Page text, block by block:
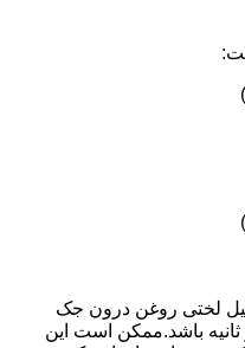
لختی روغن درون جک
ثانیه باشد.ممکن است این